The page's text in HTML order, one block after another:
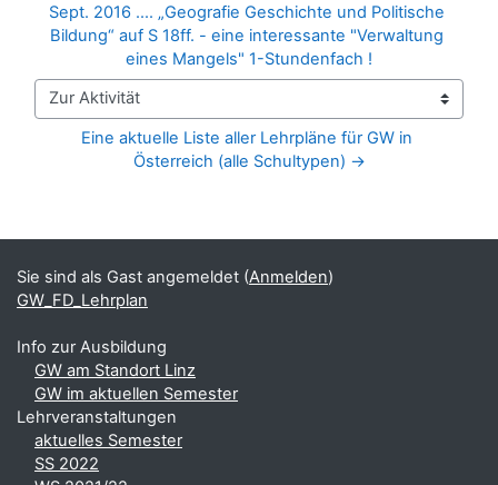
Sept. 2016 .... „Geografie Geschichte und Politische
Bildung“ auf S 18ff. - eine interessante "Verwaltung
eines Mangels" 1-Stundenfach !
Zur Aktivität
Eine aktuelle Liste aller Lehrpläne für GW in
Österreich (alle Schultypen) →
Ergänzungsblöcke
Sie sind als Gast angemeldet (Anmelden)
GW_FD_Lehrplan
Info zur Ausbildung
GW am Standort Linz
GW im aktuellen Semester
Lehrveranstaltungen
aktuelles Semester
SS 2022